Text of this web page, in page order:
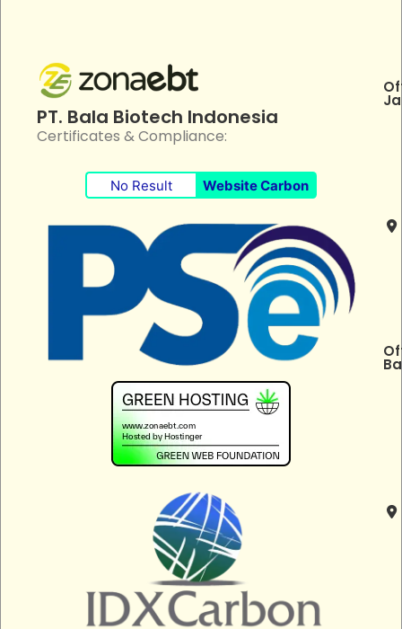
PT. Bala Biotech Indonesia
Certificates & Compliance:
No Result Website Carbon